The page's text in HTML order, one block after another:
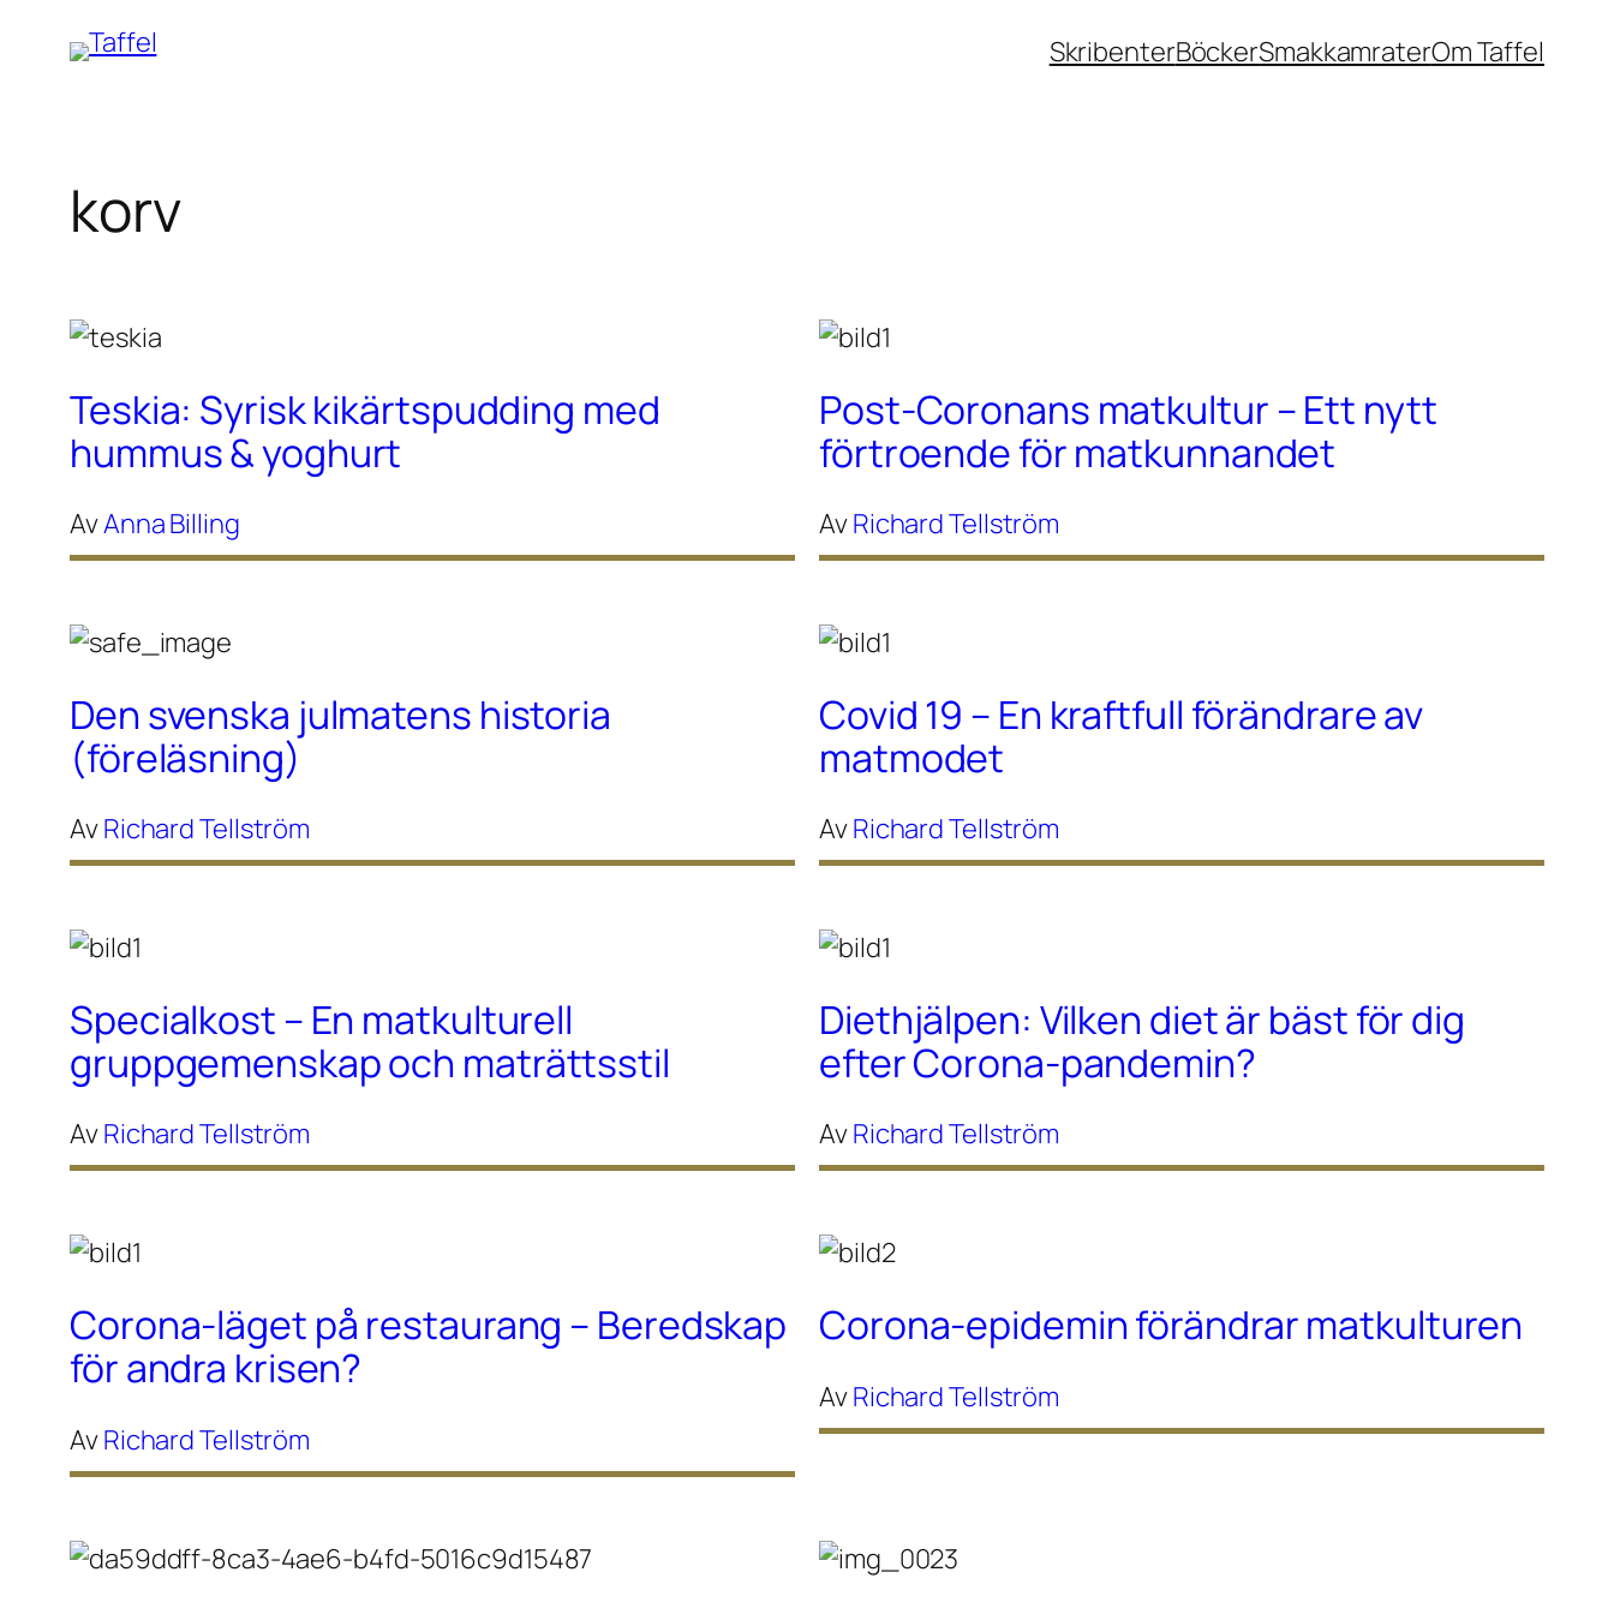
SkribenterBöckerSmakkamraterOm Taffel
korv
Teskia: Syrisk kikärtspudding med
hummus & yoghurt
AvAnna Billing
Post-Coronans matkultur – Ett nytt
förtroende för matkunnandet
AvRichard Tellström
Den svenska julmatens historia
(föreläsning)
AvRichard Tellström
Covid 19 – En kraftfull förändrare av
matmodet
AvRichard Tellström
Specialkost – En matkulturell
gruppgemenskap och maträttsstil
AvRichard Tellström
Diethjälpen: Vilken diet är bäst för dig
efter Corona-pandemin?
AvRichard Tellström
Corona-läget på restaurang – Beredskap
för andra krisen?
AvRichard Tellström
Corona-epidemin förändrar matkulturen
AvRichard Tellström